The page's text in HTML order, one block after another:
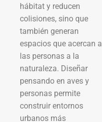
hábitat y reducen
colisiones, sino que
también generan
espacios que acercan a
las personas a la
naturaleza. Diseñar
pensando en aves y
personas permite
construir entornos
urbanos más